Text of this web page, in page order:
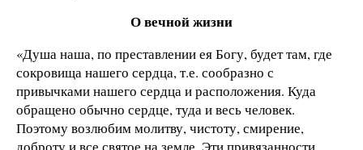
О вечной жизни
«Душа наша, по преставлении ея Богу, будет там, где
сокровища нашего сердца, т.е. сообразно с
привычками нашего сердца и расположения. Куда
обращено обычно сердце, туда и весь человек.
Поэтому возлюбим молитву, чистоту, смирение,